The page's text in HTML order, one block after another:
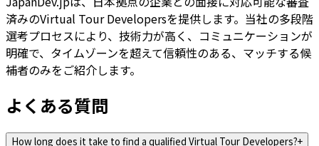
済みのVirtual Tour Developersを提供します。当社の多段階
選考プロセスにより、技術力が高く、コミュニケーションが
明確で、タイムゾーンを超えて信頼性のある、マッチする候
補者のみをご紹介します。
よくある質問
How long does it take to find a qualified Virtual Tour Developers?+